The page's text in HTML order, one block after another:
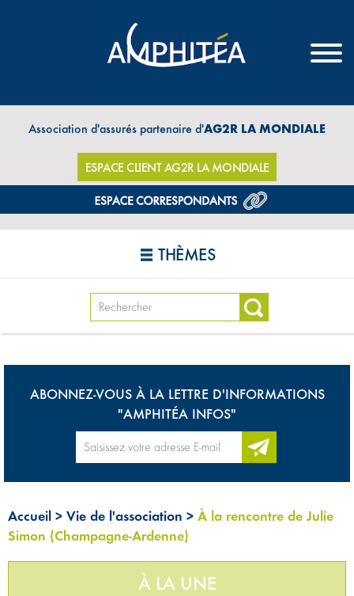
Association d'assurés partenaire d'AG2R LA MONDIALE
ESPACE CLIENT AG2R LA MONDIALE
THÈMES
ABONNEZ-VOUS À LA LETTRE D'INFORMATIONS
"AMPHITÉA INFOS"
Accueil > Vie de l'association > À la rencontre de Julie
Simon (Champagne-Ardenne)
À LA UNE